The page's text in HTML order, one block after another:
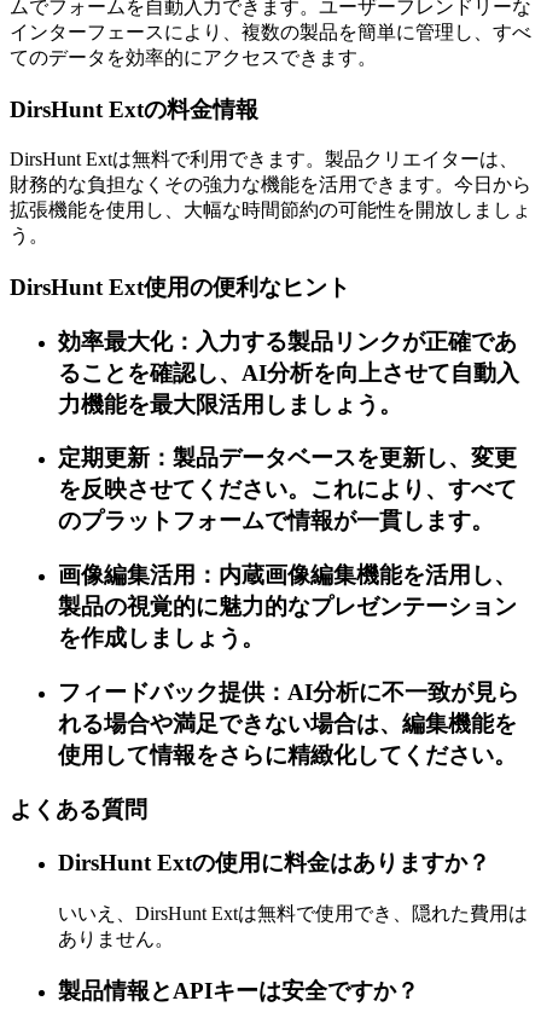
ムでフォームを自動入力できます。ユーザーフレンドリーな
インターフェースにより、複数の製品を簡単に管理し、すべ
てのデータを効率的にアクセスできます。
DirsHunt Extの料金情報
DirsHunt Extは無料で利用できます。製品クリエイターは、
財務的な負担なくその強力な機能を活用できます。今日から
拡張機能を使用し、大幅な時間節約の可能性を開放しましょ
う。
DirsHunt Ext使用の便利なヒント
効率最大化：入力する製品リンクが正確であ
ることを確認し、AI分析を向上させて自動入
力機能を最大限活用しましょう。
定期更新：製品データベースを更新し、変更
を反映させてください。これにより、すべて
のプラットフォームで情報が一貫します。
画像編集活用：内蔵画像編集機能を活用し、
製品の視覚的に魅力的なプレゼンテーション
を作成しましょう。
フィードバック提供：AI分析に不一致が見ら
れる場合や満足できない場合は、編集機能を
使用して情報をさらに精緻化してください。
よくある質問
DirsHunt Extの使用に料金はありますか？
いいえ、DirsHunt Extは無料で使用でき、隠れた費用は
ありません。
製品情報とAPIキーは安全ですか？